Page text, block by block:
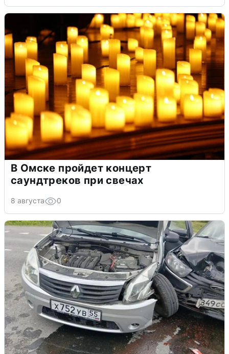
В Омске пройдет концерт
саундтреков при свечах
8 августа 0